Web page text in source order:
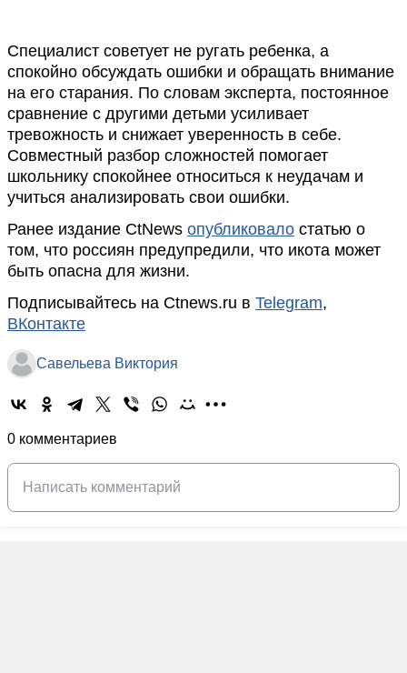
Специалист советует не ругать ребенка, а
спокойно обсуждать ошибки и обращать внимание
на его старания. По словам эксперта, постоянное
сравнение с другими детьми усиливает
тревожность и снижает уверенность в себе.
Совместный разбор сложностей помогает
школьнику спокойнее относиться к неудачам и
учиться анализировать свои ошибки.
Ранее издание CtNews опубликовало статью о
том, что россиян предупредили, что икота может
быть опасна для жизни.
Подписывайтесь на Ctnews.ru в Telegram,
ВКонтакте
Савельева Виктория
0 комментариев